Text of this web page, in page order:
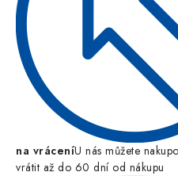
na vráceníU nás můžete
vrátit až do 60 dní od nákupu